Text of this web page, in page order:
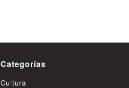
Categorías
Cultura